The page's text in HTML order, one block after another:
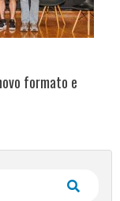
formato e